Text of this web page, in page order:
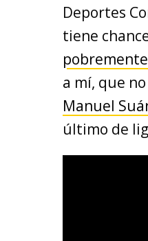
Deportes
tiene
a mí, que
Manuel
último de